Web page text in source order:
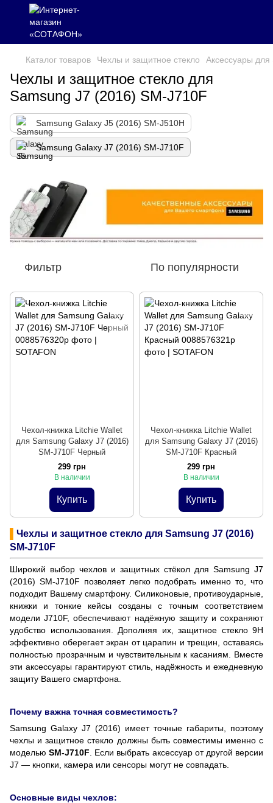
Каталог товаров Чехлы и защитное стекло Аксессуары для
Чехлы и защитное стекло для
Samsung J7 (2016) SM-J710F
Samsung Galaxy J5 (2016) SM-J510H
Samsung Galaxy J7 (2016) SM-J710F
Фильтр По популярности
Чехол-книжка Litchie Wallet
для Samsung Galaxy J7 (2016)
SM-J710F Черный
299 грн
В наличии
Купить
Чехол-книжка Litchie Wallet
для Samsung Galaxy J7 (2016)
SM-J710F Красный
299 грн
В наличии
Купить
Чехлы и защитное стекло для Samsung J7 (2016)
SM-J710F
Широкий выбор чехлов и защитных стёкол для Samsung J7
(2016) SM-J710F позволяет легко подобрать именно то, что
подходит Вашему смартфону. Силиконовые, противоударные,
книжки и тонкие кейсы созданы с точным соответствием
модели J710F, обеспечивают надёжную защиту и сохраняют
удобство использования. Дополняя их, защитное стекло 9H
эффективно оберегает экран от царапин и трещин, оставаясь
полностью прозрачным и чувствительным к касаниям. Вместе
эти аксессуары гарантируют стиль, надёжность и ежедневную
защиту Вашего смартфона.
Почему важна точная совместимость?
Samsung Galaxy J7 (2016) имеет точные габариты, поэтому
чехлы и защитное стекло должны быть совместимы именно с
модельюSM-J710F . Если выбрать аксессуар от другой версии
J7 — кнопки, камера или сенсоры могут не совпадать.
Основные виды чехлов: